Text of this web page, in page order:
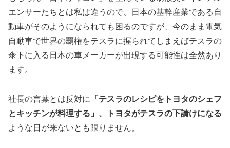
エンサーたちとは私は違うので、日本の基幹産業である自
動車がそのようになられても困るのですが、今のまま電気
自動車で世界の覇権をテスラに握られてしまえばテスラの
傘下に入る日本の車メーカーが出現する可能性は全然あり
ます。
社長の言葉とは反対に
「テスラのレシピをトヨタのシェフ
とキッチンが料理する」、トヨタがテスラの下請けになる
ような日が来ないとも限りません。